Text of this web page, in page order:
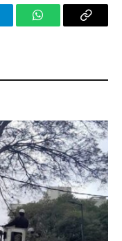
WhatsAppCopy